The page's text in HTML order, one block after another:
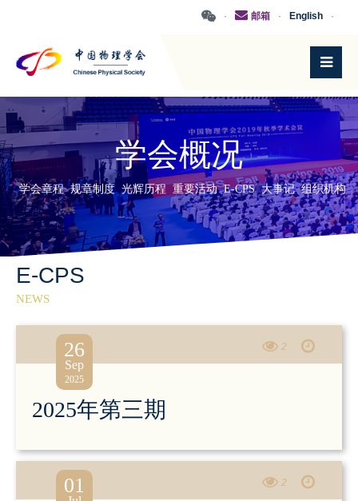
·
English
·
邮箱
·
学会概况
学会章程 规章制度 光辉历程 重要活动 E-CPS 大事记 组织机构
E-CPS
NEWS
2
2025年第三期
26
Sep
2025
2
01